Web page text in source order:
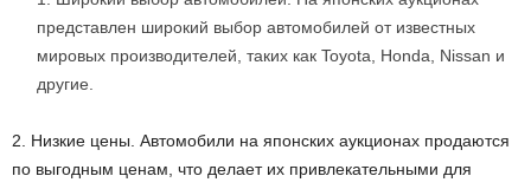
представлен широкий выбор автомобилей от известных
мировых производителей, таких как Toyota, Honda, Nissan и
другие.
2. Низкие цены. Автомобили на японских аукционах продаются
по выгодным ценам, что делает их привлекательными для